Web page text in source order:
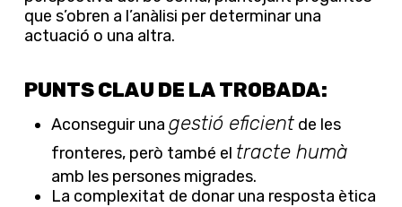
que s’obren a l’anàlisi per determinar una
actuació o una altra.
PUNTS CLAU DE LA TROBADA:
Aconseguir una gestió eficientde les
fronteres, però també el tracte humà
amb les persones migrades.
La complexitat de donar una resposta ètica